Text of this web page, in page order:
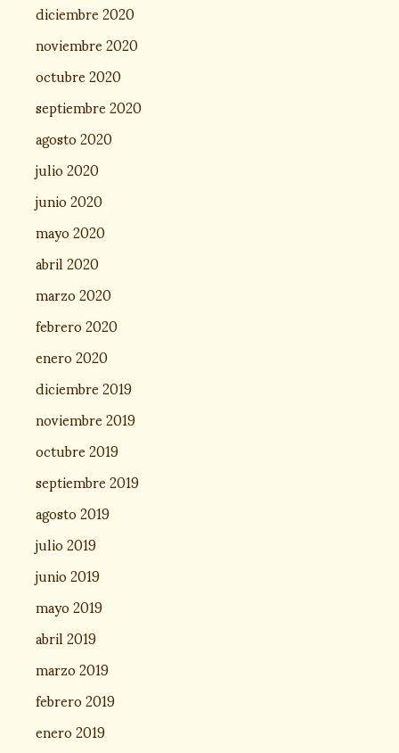
diciembre 2020
noviembre 2020
octubre 2020
septiembre 2020
agosto 2020
julio 2020
junio 2020
mayo 2020
abril 2020
marzo 2020
febrero 2020
enero 2020
diciembre 2019
noviembre 2019
octubre 2019
septiembre 2019
agosto 2019
julio 2019
junio 2019
mayo 2019
abril 2019
marzo 2019
febrero 2019
enero 2019